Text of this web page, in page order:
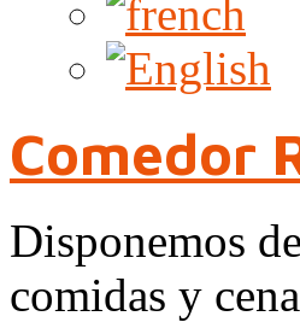
Comedor
Disponemos
comidas y